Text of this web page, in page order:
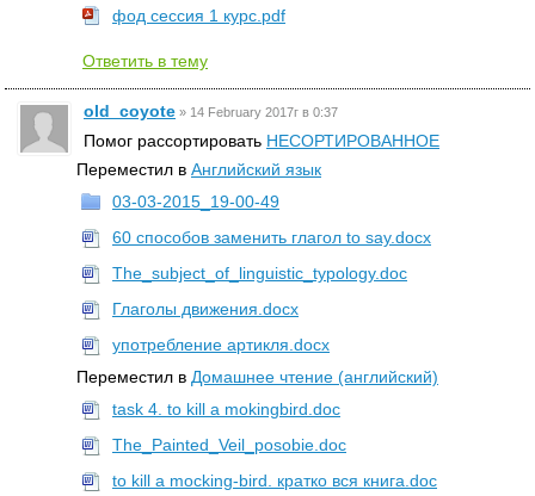
фод сессия 1 курс.pdf
Ответить в тему
old_coyote » 14 February 2017г в 0:37
Помог рассортировать НЕСОРТИРОВАННОЕ
Переместил в Английский язык
03-03-2015_19-00-49
60 способов заменить глагол to say.docx
The_subject_of_linguistic_typology.doc
Глаголы движения.docx
употребление артикля.docx
Переместил в Домашнее чтение (английский)
task 4. to kill a mokingbird.doc
The_Painted_Veil_posobie.doc
to kill a mocking-bird. кратко вся книга.doc